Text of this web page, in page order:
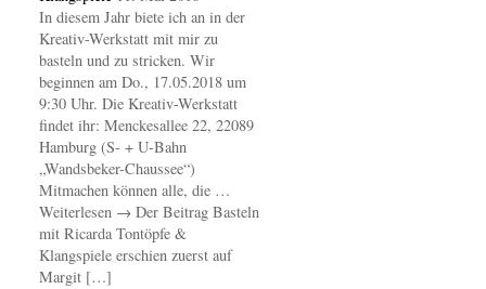
In diesem Jahr biete ich an in der
Kreativ-Werkstatt mit mir zu
basteln und zu stricken. Wir
beginnen am Do., 17.05.2018 um
9:30 Uhr. Die Kreativ-Werkstatt
findet ihr: Menckesallee 22, 22089
Hamburg (S- + U-Bahn
„Wandsbeker-Chaussee“)
Mitmachen können alle, die …
Weiterlesen → Der Beitrag Basteln
mit Ricarda Tontöpfe &
Klangspiele erschien zuerst auf
Margit […]